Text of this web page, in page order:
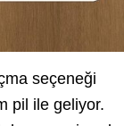
seçeneği
pil ile geliyor.